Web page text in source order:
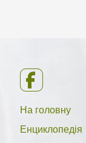
На головну
Енциклопедія